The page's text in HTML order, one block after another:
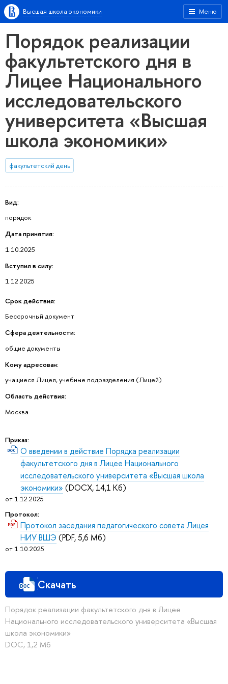
Меню
Высшая школа экономики
Порядок реализации
факультетского дня в
Лицее Национального
исследовательского
университета «Высшая
школа экономики»
факультетский день
Вид:
порядок
Дата принятия:
1.10.2025
Вступил в силу:
1.12.2025
Срок действия:
Бессрочный документ
Сфера деятельности:
общие документы
Кому адресован:
учащиеся Лицея, учебные подразделения (Лицей)
Область действия:
Москва
Приказ:
О введении в действие Порядка реализации
факультетского дня в Лицее Национального
исследовательского университета «Высшая школа
экономики» (DOCX, 14,1 Кб)
от 1.12.2025
Протокол:
Протокол заседания педагогического совета Лицея
НИУ ВШЭ (PDF, 5,6 Мб)
от 1.10.2025
Скачать
Порядок реализации факультетского дня в Лицее
Национального исследовательского университета «Высшая
школа экономики»
DOC, 1,2 Мб